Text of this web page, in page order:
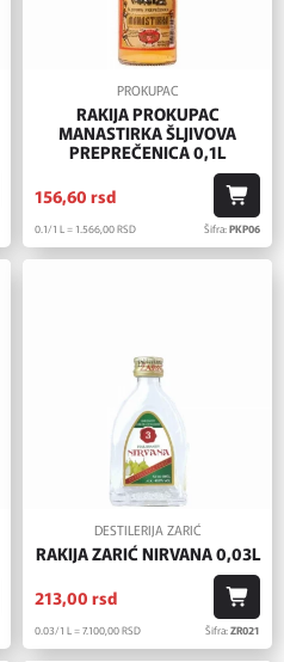
PROKUPAC
RAKIJA PROKUPAC
MANASTIRKA ŠLJIVOVA
PREPREČENICA 0,1L
156,60 rsd
0.1/1 L = 1.566,00RSD Šifra:PKP06
DESTILERIJA ZARIĆ
RAKIJA ZARIĆ NIRVANA 0,03L
213,00 rsd
0.03/1 L = 7.100,00RSD Šifra:ZR021